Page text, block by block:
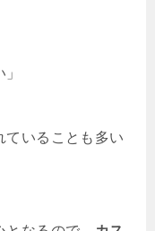
ていることも多い